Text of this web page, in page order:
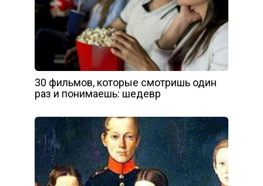
30 фильмов, которые смотришь один
раз и понимаешь: шедевр